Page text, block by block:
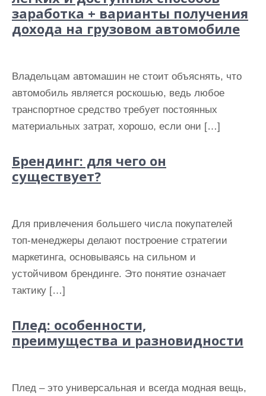
заработка + варианты получения
дохода на грузовом автомобиле
Владельцам автомашин не стоит объяснять, что
автомобиль является роскошью, ведь любое
транспортное средство требует постоянных
материальных затрат, хорошо, если они […]
Брендинг: для чего он
существует?
Для привлечения большего числа покупателей
топ-менеджеры делают построение стратегии
маркетинга, основываясь на сильном и
устойчивом брендинге. Это понятие означает
тактику […]
Плед: особенности,
преимущества и разновидности
Плед – это универсальная и всегда модная вещь,